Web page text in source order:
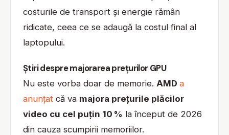
costurile de transport și energie rămân
ridicate, ceea ce se adaugă la costul final al
laptopului.
Știri despre majorarea prețurilor GPU
Nu este vorba doar de memorie. AMD a
anunțat că va majora prețurile plăcilor
video cu cel puțin 10 % la început de 2026
din cauza scumpirii memoriilor.